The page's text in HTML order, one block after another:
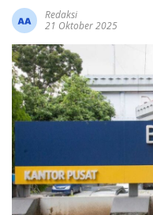
Redaksi
21 Oktober 2025